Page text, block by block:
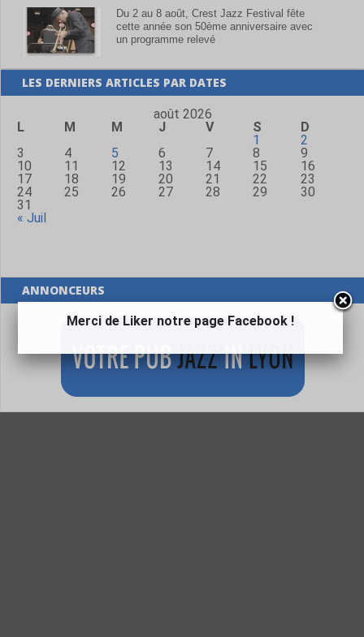
Du 2 au 8 août, Crest Jazz Festival fête
cette année son 50ème anniversaire avec
un programme relevé
LES DERNIERS ARTICLES PAR DATES
août 2026
L
M M J V S
D
1
2
3
4 5 6 7 8
9
10
11 12 13 14 15
16
17
18 19 20 21 22
23
24
25 26 27 28 29
30
31
« Juil
ANNONCEURS
Merci de Liker notre page Facebook !